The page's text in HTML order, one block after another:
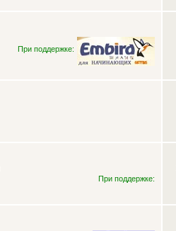
При поддержке:
При поддержке: